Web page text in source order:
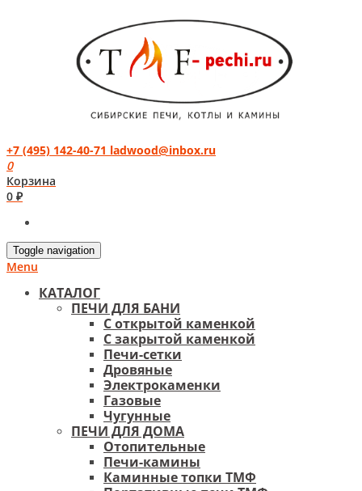
+7 (495) 142-40-71 ladwood@inbox.ru
0
Корзина
0 ₽
Toggle navigation
Menu
КАТАЛОГ
ПЕЧИ ДЛЯ БАНИ
С открытой каменкой
С закрытой каменкой
Печи-сетки
Дровяные
Электрокаменки
Газовые
Чугунные
ПЕЧИ ДЛЯ ДОМА
Отопительные
Печи-камины
Каминные топки ТМФ